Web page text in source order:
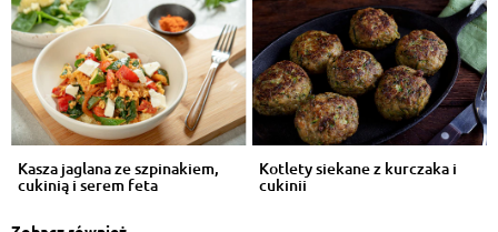
Kasza jaglana ze szpinakiem,
cukinią i serem feta
Kotlety siekane z kurczaka i
cukinii